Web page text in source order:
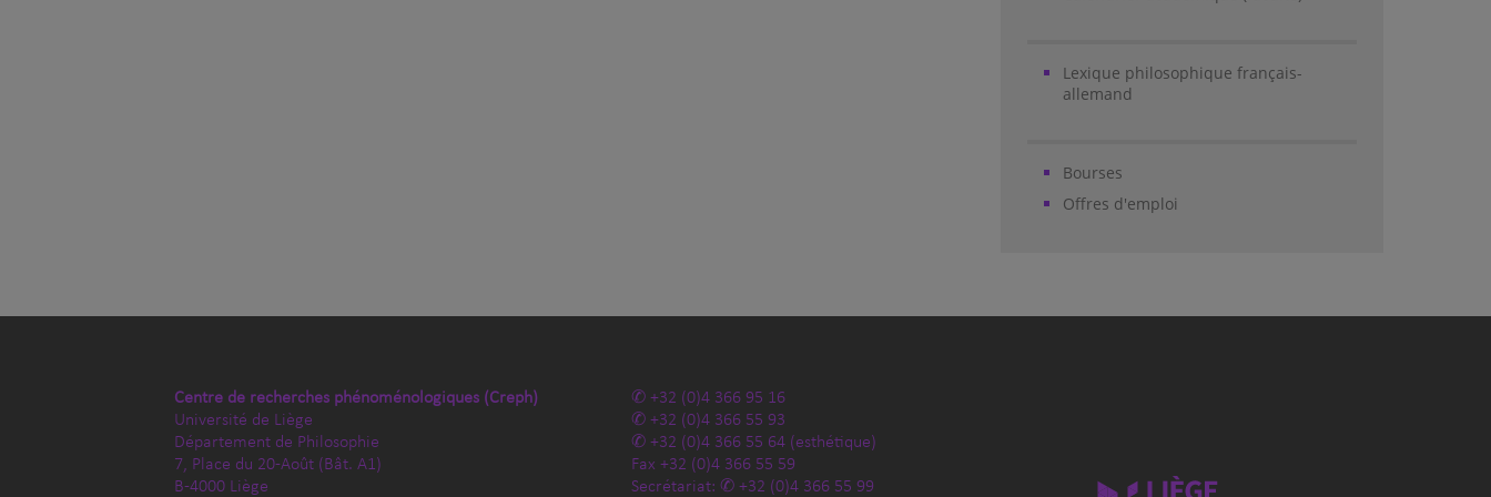
Lexique philosophique français-
allemand
Bourses
Offres d'emploi
Centre de recherches phénoménologiques (Creph)
Université de Liège
Département de Philosophie
7, Place du 20-Août (Bât. A1)
B-4000 Liège
+32 (0)4 366 95 16
+32 (0)4 366 55 93
+32 (0)4 366 55 64 (esthétique)
Fax +32 (0)4 366 55 59
Secrétariat:
+32 (0)4 366 55 99